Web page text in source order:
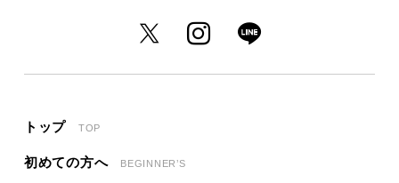
トップ TOP
初めての方へ BEGINNER’S